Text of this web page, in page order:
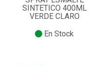
SINTETICO 400ML
VERDE CLARO
En Stock